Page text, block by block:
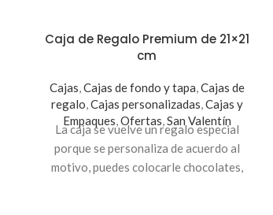
Caja de Regalo Premium de 21×21
cm
Cajas,Cajas de fondo y tapa,Cajas de
regalo,Cajas personalizadas,Cajas y
Empaques,Ofertas,San Valentín
La caja se vuelve un regalo especial
porque se personaliza de acuerdo al
motivo, puedes colocarle chocolates,